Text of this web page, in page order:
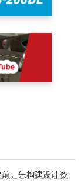
，先构建设计资